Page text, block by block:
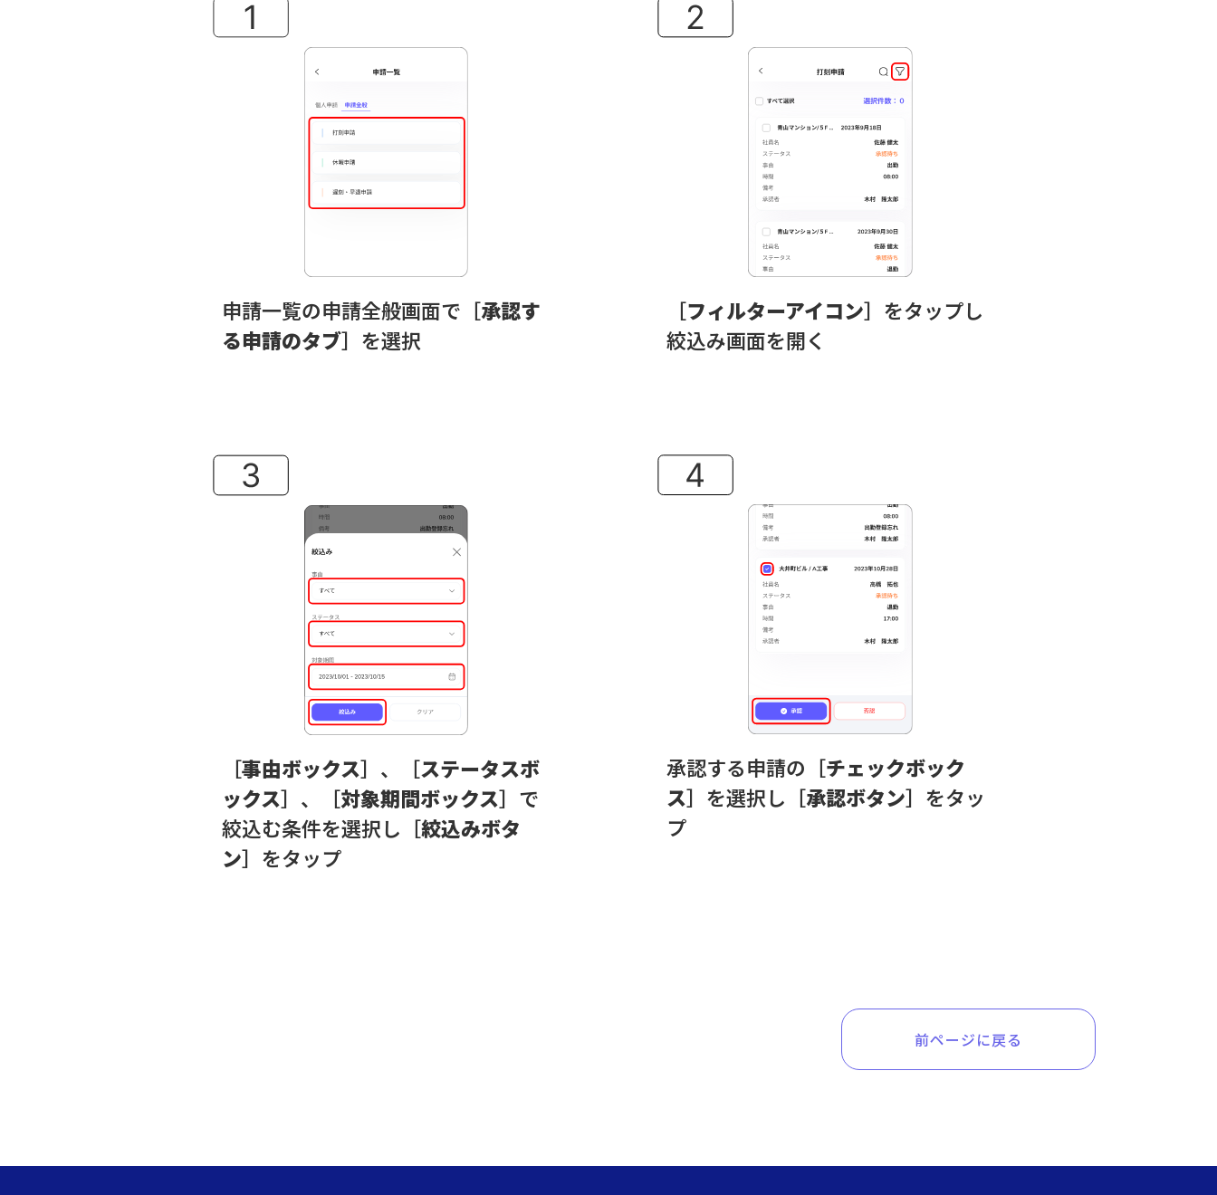
申請一覧の申請全般画面で［承認す
る申請のタブ］を選択
［フィルターアイコン］をタップし
絞込み画面を開く
［事由ボックス］、［ステータスボ
ックス］、［対象期間ボックス］で
絞込む条件を選択し［絞込みボタ
ン］をタップ
承認する申請の［チェックボック
ス］を選択し［承認ボタン］をタッ
プ
前ページに戻る